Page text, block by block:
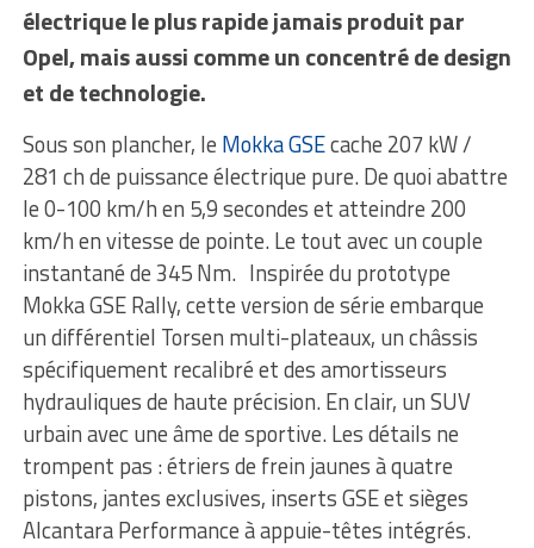
électrique le plus rapide jamais produit par
Opel, mais aussi comme un concentré de design
et de technologie.
Sous son plancher, le Mokka GSEcache 207 kW /
281 ch de puissance électrique pure. De quoi abattre
le 0-100 km/h en 5,9 secondes et atteindre 200
km/h en vitesse de pointe. Le tout avec un couple
instantané de 345 Nm. Inspirée du prototype
Mokka GSE Rally, cette version de série embarque
un différentiel Torsen multi-plateaux, un châssis
spécifiquement recalibré et des amortisseurs
hydrauliques de haute précision. En clair, un SUV
urbain avec une âme de sportive. Les détails ne
trompent pas : étriers de frein jaunes à quatre
pistons, jantes exclusives, inserts GSE et sièges
Alcantara Performance à appuie-têtes intégrés.